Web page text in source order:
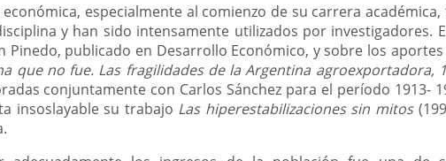
especialmente al comienzo de su carrera
y han sido intensamente utilizados por investigadores.
Pinedo, publicado en Desarrollo Económico, y sobre los
que no fue. Las fragilidades de la Argentina agroexportadora,
conjuntamente con Carlos Sánchez para el período 1913-
insoslayable su trabajo Las hiperestabilizaciones sin mitos